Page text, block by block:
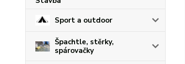
Sport a outdoor
Špachtle, stěrky,
spárovačky